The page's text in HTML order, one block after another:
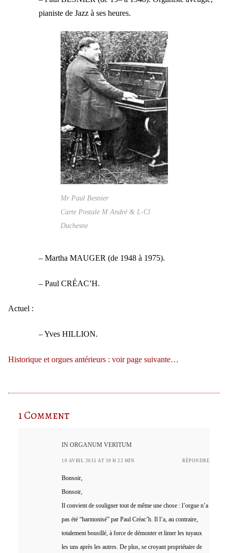
pianiste de Jazz à ses heures.
Mr Paul Besnier
Carte Postale M André & L-Cl
Duchesne
– Martha MAUGER (de 1948 à 1975).
– Paul CRÉAC’H.
Actuel :
– Yves HILLION.
Historique et orgues antérieurs : voir page suivante…
1 Comment
IN ORGANUM VERITUM
10 AVRIL 2015 AT 19 H 22 MIN RÉPONDRE
Bonsoir,
Bonsoir,
Il convient de souligner tout de même une chose : l’orgue n’a
pas été “harmonisé” par Paul Créac’h. Il l’a, au contraire,
totalement bousillé, à force de démonter et limer les tuyaux
les uns après les autres. De plus, se croyant propriétaire de